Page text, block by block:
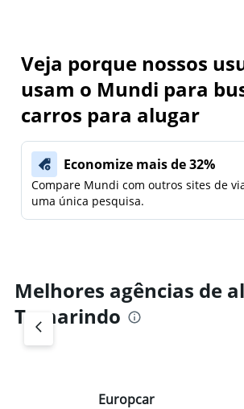
Veja porque nossos
usam o Mundi para
carros para alugar
Economize mais de 32%
Compare Mundi com outros sites de
uma única pesquisa.
Melhores agências de
Tamarindo
Europcar